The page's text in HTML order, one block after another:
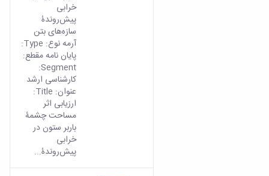
خرابی
پیش‌روندۀ
سازه‌‌های بتن
آرمه نوع: Type:
پایان نامه مقطع:
Segment:
کارشناسی ارشد
عنوان: Title:
ارزیابی اثر
مساحت چشمۀ
باربر ستون در
خرابی
پیش‌روندۀ...